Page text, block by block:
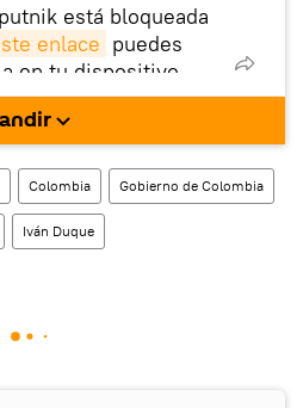
está bloqueada
enlace puedes
en tu dispositivo
cuenta en la red
Colombia Gobierno de Colombia
Iván Duque